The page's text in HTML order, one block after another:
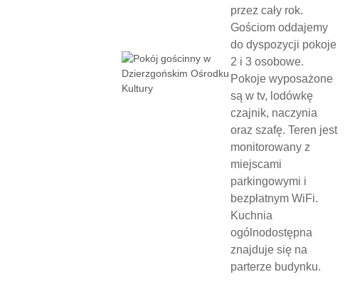
przez cały rok.
Gościom oddajemy
do dyspozycji pokoje
2 i 3 osobowe.
Pokoje wyposażone
są w tv, lodówkę
czajnik, naczynia
oraz szafę. Teren jest
monitorowany z
miejscami
parkingowymi i
bezpłatnym WiFi.
Kuchnia
ogólnodostępna
znajduje się na
parterze budynku.